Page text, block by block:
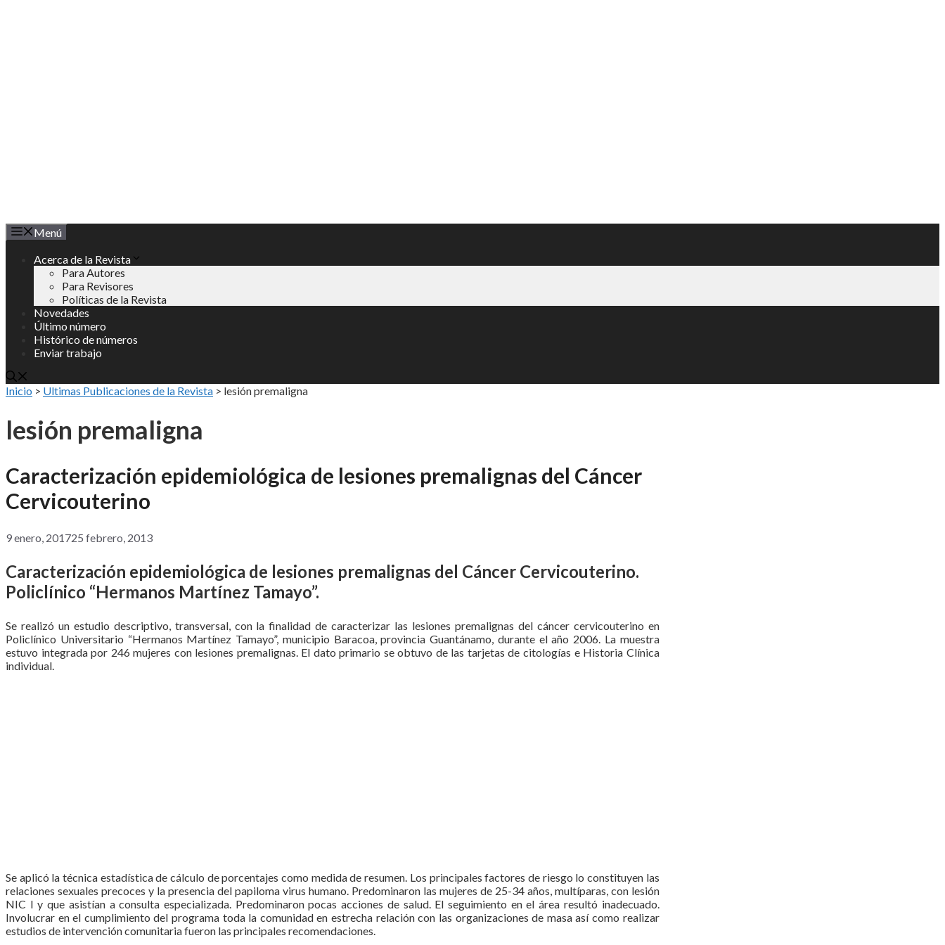
Menú
Acerca de la Revista
Para Autores
Para Revisores
Políticas de la Revista
Novedades
Último número
Histórico de números
Enviar trabajo
Inicio > Ultimas Publicaciones de la Revista > lesión premaligna
lesión premaligna
Caracterización epidemiológica de lesiones premalignas del Cáncer
Cervicouterino
9 enero, 201725 febrero, 2013
Caracterización epidemiológica de lesiones premalignas del Cáncer Cervicouterino.
Policlínico “Hermanos Martínez Tamayo”.
Se realizó un estudio descriptivo, transversal, con la finalidad de caracterizar las lesiones premalignas del cáncer cervicouterino en
Policlínico Universitario “Hermanos Martínez Tamayo”, municipio Baracoa, provincia Guantánamo, durante el año 2006. La muestra
estuvo integrada por 246 mujeres con lesiones premalignas. El dato primario se obtuvo de las tarjetas de citologías e Historia Clínica
individual.
Se aplicó la técnica estadística de cálculo de porcentajes como medida de resumen. Los principales factores de riesgo lo constituyen las
relaciones sexuales precoces y la presencia del papiloma virus humano. Predominaron las mujeres de 25-34 años, multíparas, con lesión
NIC I y que asistían a consulta especializada. Predominaron pocas acciones de salud. El seguimiento en el área resultó inadecuado.
Involucrar en el cumplimiento del programa toda la comunidad en estrecha relación con las organizaciones de masa así como realizar
estudios de intervención comunitaria fueron las principales recomendaciones.